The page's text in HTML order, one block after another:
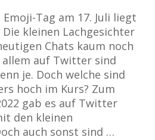
Tag am 17. Juli liegt
kleinen Lachgesichter
Chats kaum noch
allem auf Twitter sind
je. Doch welche sind
hoch im Kurs? Zum
gab es auf Twitter
den kleinen
auch sonst sind …